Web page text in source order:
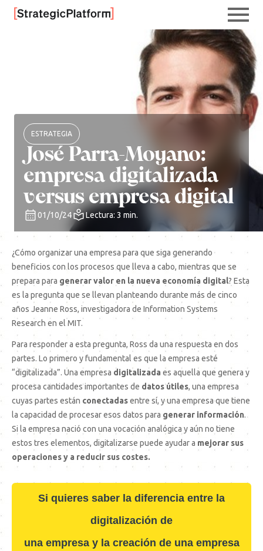
ESTRATEGIA
José Parra-Moyano:
empresa digitalizada
versus empresa digital
01/10/24 Lectura: 3 min.
¿Cómo organizar una empresa para que siga generando
beneficios con los procesos que lleva a cabo, mientras que se
prepara para generar valor en la nueva economía digital? Esta
es la pregunta que se llevan planteando durante más de cinco
años Jeanne Ross, investigadora de Information Systems
Research en el MIT.
Para responder a esta pregunta, Ross da una respuesta en dos
partes. Lo primero y fundamental es que la empresa esté
“digitalizada”. Una empresa digitalizada es aquella que genera y
procesa cantidades importantes de datos útiles, una empresa
cuyas partes están conectadasentre sí, y una empresa que tiene
la capacidad de procesar esos datos para generar información.
Si la empresa nació con una vocación analógica y aún no tiene
estos tres elementos, digitalizarse puede ayudar a mejorar sus
operaciones y a reducir sus costes.
Si quieres saber la diferencia entre la
digitalización de
una empresa y la creación de una empresa